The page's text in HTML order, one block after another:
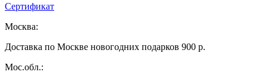
Сертификат
Москва:
Доставка по Москве новогодних подарков 900 р.
Мос.обл.: